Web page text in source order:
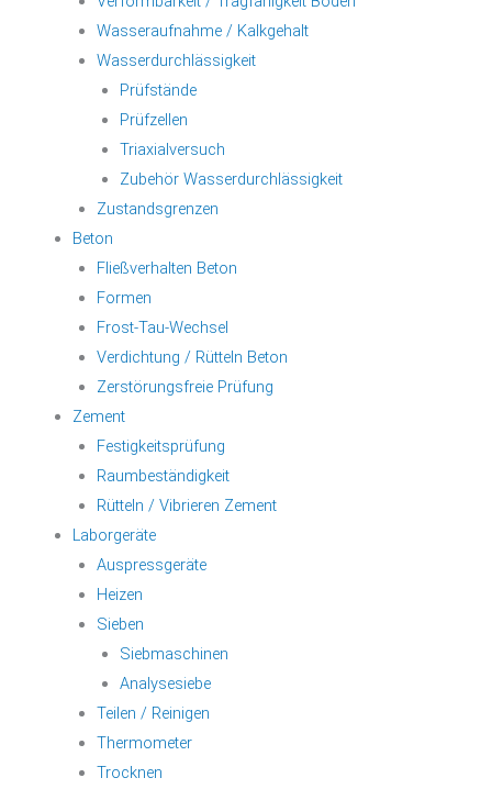
Wasseraufnahme / Kalkgehalt
Wasserdurchlässigkeit
Prüfstände
Prüfzellen
Triaxialversuch
Zubehör Wasserdurchlässigkeit
Zustandsgrenzen
Beton
Fließverhalten Beton
Formen
Frost-Tau-Wechsel
Verdichtung / Rütteln Beton
Zerstörungsfreie Prüfung
Zement
Festigkeitsprüfung
Raumbeständigkeit
Rütteln / Vibrieren Zement
Laborgeräte
Auspressgeräte
Heizen
Sieben
Siebmaschinen
Analysesiebe
Teilen / Reinigen
Thermometer
Trocknen